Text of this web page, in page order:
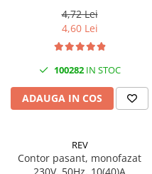
alcool
4,72 Lei
4,60 Lei
100282IN STOC
ADAUGA IN COS
REV
Contor pasant, monofazat